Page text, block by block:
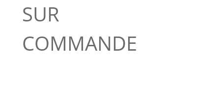
SUR
COMMANDE